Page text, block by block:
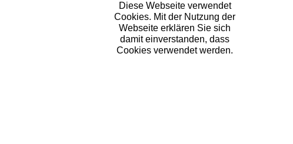
Diese Webseite verwendet
Cookies. Mit der Nutzung der
Webseite erklären Sie sich
damit einverstanden, dass
Cookies verwendet werden.